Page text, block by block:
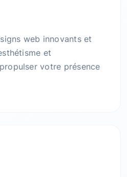
web innovants et
et
votre présence